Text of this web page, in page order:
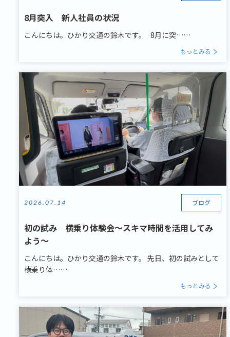
8月突入 新人社員の状況
こんにちは。ひかり交通の鈴木です。 8月に突……
もっとみる
2026.07.14 ブログ
初の試み 横乗り体験会～スキマ時間を活用してみ
よう～
こんにちは。ひかり交通の鈴木です。 先日、初の試みとして
横乗り体……
もっとみる